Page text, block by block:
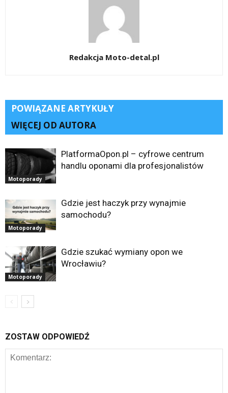
Redakcja Moto-detal.pl
POWIĄZANE ARTYKUŁY
WIĘCEJ OD AUTORA
Motoporady
PlatformaOpon.pl – cyfrowe centrum
handlu oponami dla profesjonalistów
Motoporady
Gdzie jest haczyk przy wynajmie
samochodu?
Motoporady
Gdzie szukać wymiany opon we
Wrocławiu?
ZOSTAW ODPOWIEDŹ